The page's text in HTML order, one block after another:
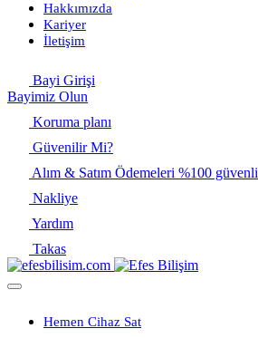
Hakkımızda
Kariyer
İletişim
Bayi Girişi
Bayimiz Olun
Koruma planı
Güvenilir Mi?
Alım & Satım Ödemeleri %100 güvenli
Nakliye
Yardım
Takas
Hemen Cihaz Sat